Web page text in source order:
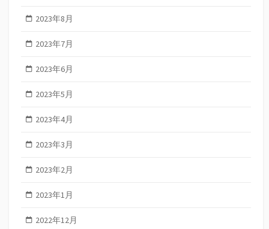
2023年8月
2023年7月
2023年6月
2023年5月
2023年4月
2023年3月
2023年2月
2023年1月
2022年12月